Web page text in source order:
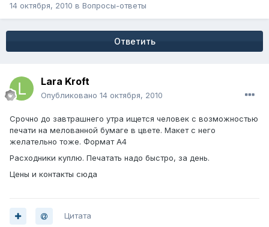
14 октября, 2010 в Вопросы-ответы
Ответить
Lara Kroft
Опубликовано 14 октября, 2010
Срочно до завтрашнего утра ищется человек с возможностью
печати на мелованной бумаге в цвете. Макет с него
желательно тоже. Формат А4
Расходники куплю. Печатать надо быстро, за день.
Цены и контакты сюда
Цитата